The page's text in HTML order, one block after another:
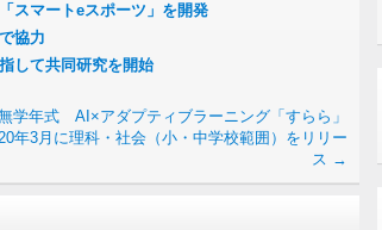
スマートeスポーツ」を開発
協力
して共同研究を開始
学年式 AI×アダプティブラーニング「すらら」
年3月に理科・社会（小・中学校範囲）をリリー
ス →